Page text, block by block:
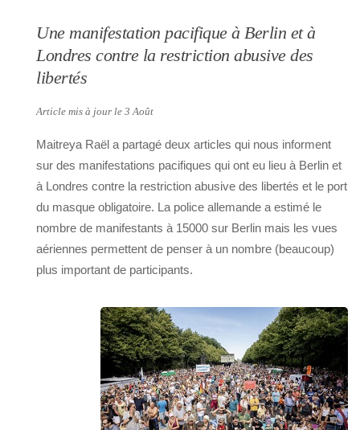
Une manifestation pacifique à Berlin et à
Londres contre la restriction abusive des
libertés
Article mis à jour le 3 Août
Maitreya Raël a partagé deux articles qui nous informent
sur des manifestations pacifiques qui ont eu lieu à Berlin et
à Londres contre la restriction abusive des libertés et le port
du masque obligatoire. La police allemande a estimé le
nombre de manifestants à 15000 sur Berlin mais les vues
aériennes permettent de penser à un nombre (beaucoup)
plus important de participants.